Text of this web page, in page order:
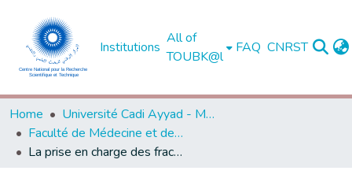
Institutions
All of
TOUBK@l
FAQ CNRST
Home
Université Cadi Ayyad - Marrakech
Faculté de Médecine et de Pharmacie - Marrakech
La prise en charge des fractures ouvertes de jambe chez l’enfant : expérience du service de traumatologie orthopédie pédiatrique du CHU Mohammed VI de Marrakech